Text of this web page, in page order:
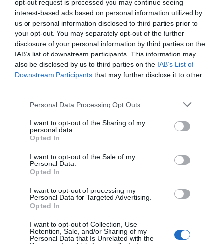
opt-out request is processed you may continue seeing
interest-based ads based on personal information utilized by
us or personal information disclosed to third parties prior to
your opt-out. You may separately opt-out of the further
disclosure of your personal information by third parties on the
IAB’s list of downstream participants. This information may
also be disclosed by us to third parties on the IAB’s List of
Downstream Participants that may further disclose it to other
Personal Data Processing Opt Outs
I want to opt-out of the Sharing of my
personal data.
Opted In
I want to opt-out of the Sale of my
Personal Data.
Opted In
I want to opt-out of processing my
Personal Data for Targeted Advertising.
Opted In
I want to opt-out of Collection, Use,
Retention, Sale, and/or Sharing of my
Personal Data that Is Unrelated with the